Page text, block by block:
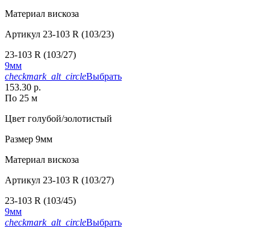
Материал вискоза
Артикул 23-103 R (103/23)
23-103 R (103/27)
9мм
checkmark_alt_circleВыбрать
153.30 р.
По 25 м
Цвет голубой/золотистый
Размер 9мм
Материал вискоза
Артикул 23-103 R (103/27)
23-103 R (103/45)
9мм
checkmark_alt_circleВыбрать